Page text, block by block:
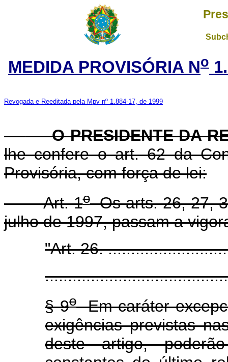
MEDIDA PROVISÓRIA No
Revogada e Reeditada pela Mpv nº 1.884-17, de 1999
O PRESIDENTE DA
lhe confere o art. 62 da
Provisória, com força de lei:
Art. 1oOs arts. 26, 27,
julho de 1997, passam a
"Art. 26.
§ 9oEm caráter
exigências previstas
deste artigo,